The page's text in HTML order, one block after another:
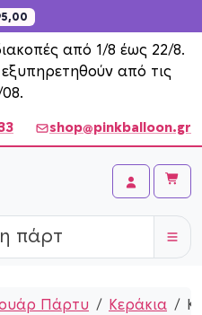
από 1/8 έως 22/8.
από τις
shop@pinkballoon.gr
Account
Cart
Πάρτυ Κεράκια